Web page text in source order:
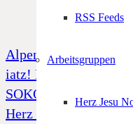
RSS Feeds
Arbeitsgruppen
Herz Jesu
Alpenregionstreffen
iatz! Freiheit und
SOKO Tatort „Alto
Herz Jesu Notfonds